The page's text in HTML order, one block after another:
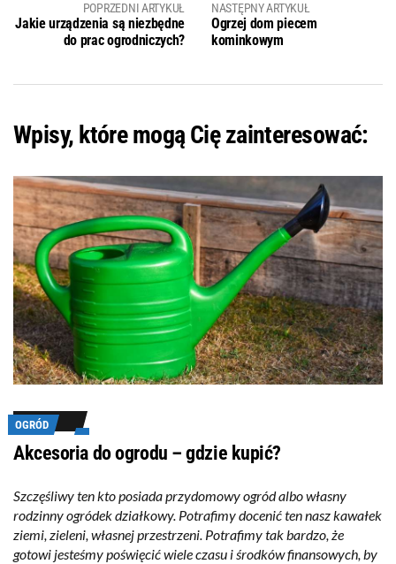
POPRZEDNI ARTYKUŁ
Jakie urządzenia są niezbędne
do prac ogrodniczych?
NASTĘPNY ARTYKUŁ
Ogrzej dom piecem
kominkowym
Wpisy, które mogą Cię zainteresować:
OGRÓD
Akcesoria do ogrodu – gdzie kupić?
Szczęśliwy ten kto posiada przydomowy ogród albo własny
rodzinny ogródek działkowy. Potrafimy docenić ten nasz kawałek
ziemi, zieleni, własnej przestrzeni. Potrafimy tak bardzo, że
gotowi jesteśmy poświęcić wiele czasu i środków finansowych, by